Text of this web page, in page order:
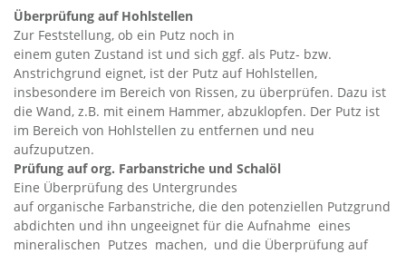
Überprüfung auf Hohlstellen
Zur Feststellung, ob ein Putz noch in
einem guten Zustand ist und sich ggf. als Putz- bzw.
Anstrichgrund eignet, ist der Putz auf Hohlstellen,
insbesondere im Bereich von Rissen, zu überprüfen. Dazu ist
die Wand, z.B. mit einem Hammer, abzuklopfen. Der Putz ist
im Bereich von Hohlstellen zu entfernen und neu
aufzuputzen.
Prüfung auf org. Farbanstriche und Schalöl
Eine Überprüfung des Untergrundes
auf organische Farbanstriche, die den potenziellen Putzgrund
abdichten und ihn ungeeignet für die Aufnahme eines
mineralischen Putzes machen, und die Überprüfung auf